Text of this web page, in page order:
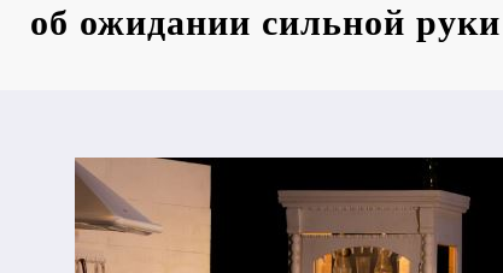
об ожидании сильной руки